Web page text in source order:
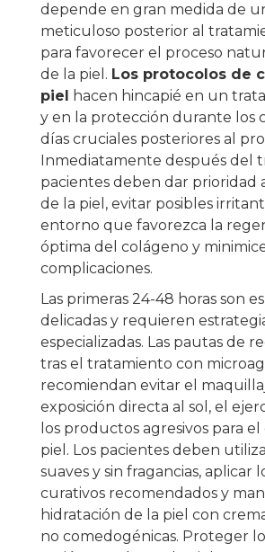
depende en gran medida de
meticuloso posterior al
para favorecer el proceso
de la piel. Los protocolos de
piel
hacen hincapié en un
y en la protección durante los
días cruciales posteriores al
Inmediatamente después del
pacientes deben dar prioridad
de la piel, evitar posibles
entorno que favorezca la
óptima del colágeno y
complicaciones.
Las primeras 24-48 horas son
delicadas y requieren
especializadas. Las pautas de
tras el tratamiento con
recomiendan evitar el
exposición directa al sol, el
los productos agresivos para
piel. Los pacientes deben
suaves y sin fragancias, aplicar
curativos recomendados y
hidratación de la piel con
no comedogénicas. Proteger